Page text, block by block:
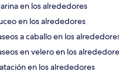
en los alrededores
en los alrededores
a caballo en los
en velero en los
en los alrededores